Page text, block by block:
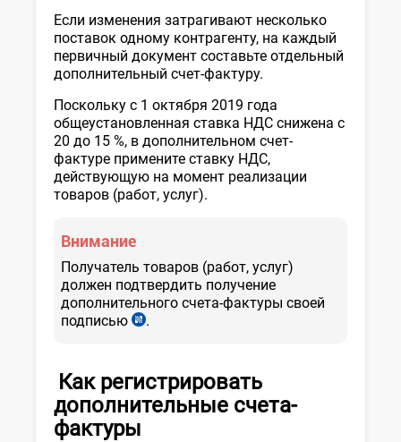
Если изменения затрагивают несколько
поставок одному контрагенту, на каждый
первичный документ составьте отдельный
дополнительный счет-фактуру.
Поскольку с 1 октября 2019 года
общеустановленная ставка НДС снижена с
20 до 15 %, в дополнительном счет-
фактуре примените ставку НДС,
действующую на момент реализации
товаров (работ, услуг).
Внимание
Получатель товаров (работ, услуг)
должен подтвердить получение
дополнительного счета-фактуры своей
подписью
прил.
№
3,
рег.
.
Как регистрировать
дополнительные счета-
фактуры